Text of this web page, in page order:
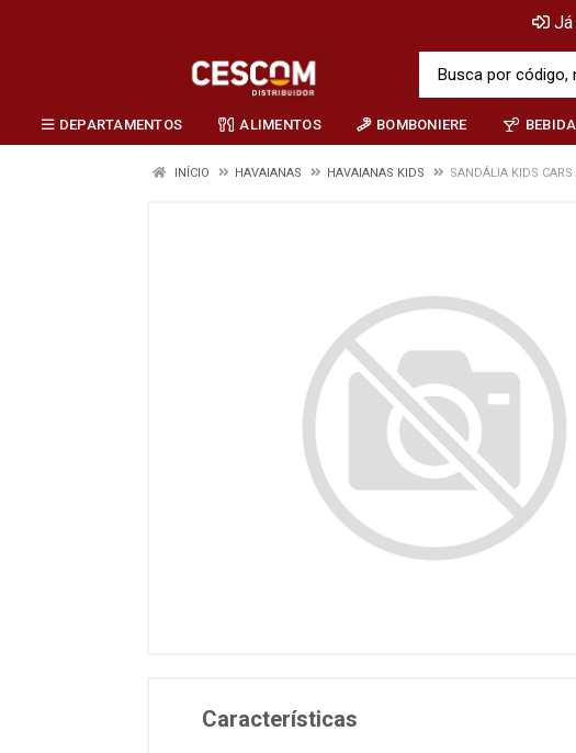
Já
DEPARTAMENTOS ALIMENTOS BOMBONIERE
INÍCIO HAVAIANAS HAVAIANAS KIDS SANDÁLIA KIDS
Características